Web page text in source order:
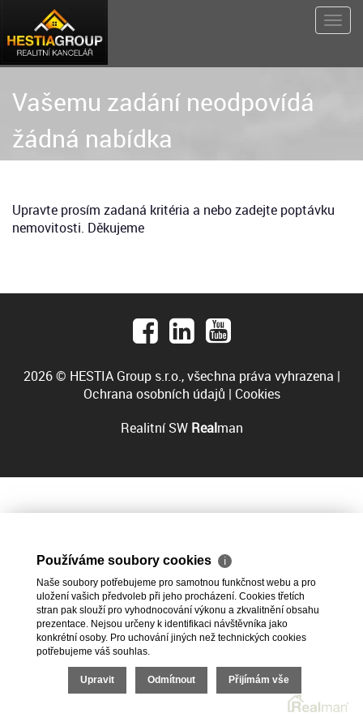
Vašemu zadání neodpovídá
žádná nabídka
Upravte prosím zadaná kritéria a nebo zadejte poptávku
nemovitosti. Děkujeme
2026 © HESTIA Group s.r.o., všechna práva vyhrazena |
Ochrana osobních údajů | Cookies
Realitní SW Realman
Používáme soubory cookies ℹ
Naše soubory potřebujeme pro samotnou funkčnost webu a pro
uložení vašich předvoleb při jeho procházení. Cookies třetích
stran pak slouží pro vyhodnocování výkonu a zkvalitnění obsahu
prezentace. Nejsou určeny k identifikaci návštěvníka jako
konkrétní osoby. Pro uchování jiných než technických cookies
potřebujeme váš souhlas.
Upravit Odmítnout Přijímám vše